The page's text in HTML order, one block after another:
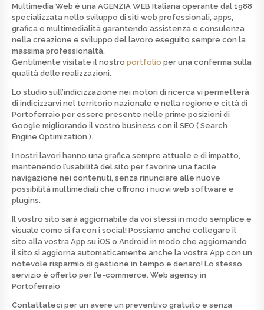
Multimedia Web è una AGENZIA WEB Italiana operante dal 1988
specializzata nello sviluppo di siti web professionali, apps,
grafica e multimedialità garantendo assistenza e consulenza
nella creazione e sviluppo del lavoro eseguito sempre con la
massima professionaltà.
Gentilmente visitate il nostro portfolio per una conferma sulla
qualità delle realizzazioni.
Lo studio sull’indicizzazione nei motori di ricerca vi permetterà
di indicizzarvi nel territorio nazionale e nella regione e città di
Portoferraio per essere presente nelle prime posizioni di
Google migliorando il vostro business con il SEO ( Search
Engine Optimization ).
I nostri lavori hanno una grafica sempre attuale e di impatto,
mantenendo l’usabilità del sito per favorire una facile
navigazione nei contenuti, senza rinunciare alle nuove
possibilità multimediali che offrono i nuovi web software e
plugins.
Il vostro sito sarà aggiornabile da voi stessi in modo semplice e
visuale come si fa con i social! Possiamo anche collegare il
sito alla vostra App su iOS o Android in modo che aggiornando
il sito si aggiorna automaticamente anche la vostra App con un
notevole risparmio di gestione in tempo e denaro! Lo stesso
servizio è offerto per l’e-commerce. Web agency in
Portoferraio
Contattateci per un avere un preventivo gratuito e senza